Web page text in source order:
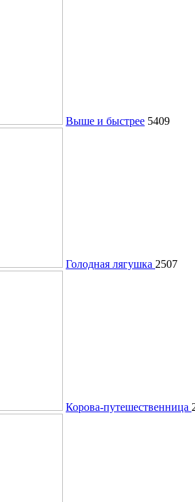
Выше и быстрее 5409
Голодная лягушка 2507
Корова-путешественница